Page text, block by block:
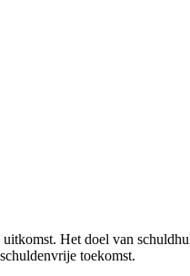
uitkomst. Het doel van
toekomst.